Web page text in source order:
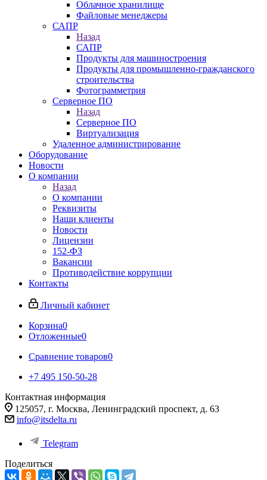
Облачное хранилище
Файловые менеджеры
САПР
Назад
САПР
Продукты для машиностроения
Продукты для промышленно-гражданского
строительства
Фотограмметрия
Серверное ПО
Назад
Серверное ПО
Виртуализация
Удаленное администрирование
Оборудование
Новости
О компании
Назад
О компании
Реквизиты
Наши клиенты
Новости
Лицензии
152-ФЗ
Вакансии
Противодействие коррупции
Контакты
Личный кабинет
Корзина0
Отложенные0
Сравнение товаров0
+7 495 150-50-28
Контактная информация
125057, г. Москва, Ленинградский проспект, д. 63
info@itsdelta.ru
Telegram
Поделиться